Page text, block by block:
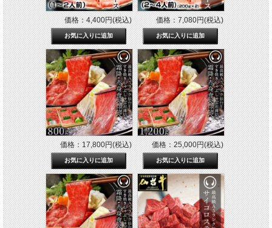
価格：4,400円(税込) 価格：7,080円(税込)
価格：17,800円(税込) 価格：25,000円(税込)